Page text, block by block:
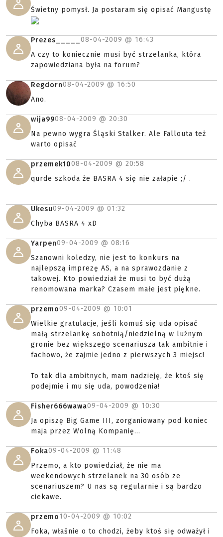
Świetny pomysł. Ja postaram się opisać Mangustę
Prezes_____ 08-04-2009 @ 16:43
A czy to koniecznie musi być strzelanka, która
zapowiedziana była na forum?
Regdorn08-04-2009 @ 16:50
Ano.
wija9908-04-2009 @ 20:30
Na pewno wygra Śląski Stalker. Ale Fallouta też
warto opisać
przemek1008-04-2009 @ 20:58
qurde szkoda że BASRA 4 się nie załapie ;/ .
Ukesu09-04-2009 @ 01:32
Chyba BASRA 4 xD
Yarpen09-04-2009 @ 08:16
Szanowni koledzy, nie jest to konkurs na
najlepszą imprezę AS, a na sprawozdanie z
takowej. Kto powiedział że musi to być dużą
renomowana marka? Czasem małe jest piękne.
przemo09-04-2009 @ 10:01
Wielkie gratulacje, jeśli komuś się uda opisać
małą strzelankę sobotnią/niedzielną w luźnym
gronie bez większego scenariusza tak ambitnie i
fachowo, że zajmie jedno z pierwszych 3 miejsc!
To tak dla ambitnych, mam nadzieję, że ktoś się
podejmie i mu się uda, powodzenia!
Fisher666wawa09-04-2009 @ 10:30
Ja opiszę Big Game III, zorganiowany pod koniec
maja przez Wolną Kompanię...
Foka09-04-2009 @ 11:48
Przemo, a kto powiedział, że nie ma
weekendowych strzelanek na 30 osób ze
scenariuszem? U nas są regularnie i są bardzo
ciekawe.
przemo10-04-2009 @ 10:02
Foka, właśnie o to chodzi, żeby ktoś się odważył i